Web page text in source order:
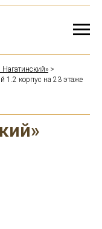
>
1.2 корпус на 23 этаже